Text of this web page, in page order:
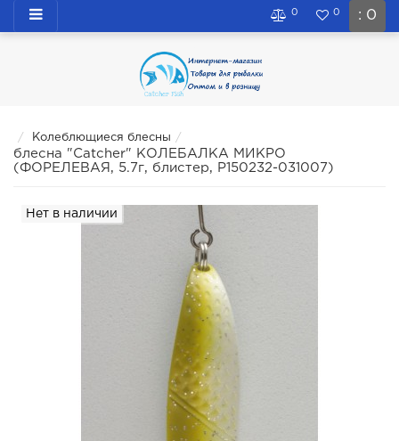
: 0
0 0
Колеблющиеся блесны
блесна "Catcher" КОЛЕБАЛКА МИКРО
(ФОРЕЛЕВАЯ, 5.7г, блистер, P150232-031007)
Нет в наличии